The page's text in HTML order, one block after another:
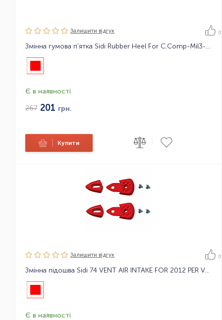
Залишити вiдгук 0
Змінна гумова п'ятка Sidi Rubber Heel For C.Comp-Mil3-CL No.50
Є в наявності
267 201 грн.
Купити
Залишити вiдгук 0
Змінна підошва Sidi 74 VENT AIR INTAKE FOR 2012 PER VENT
Є в наявності